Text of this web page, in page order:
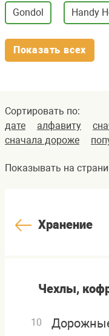
Gondol Handy
Показать всех
Сортировать по:
дате
алфавиту
сначала дороже
Показывать на
Хранение
Чехлы,
10